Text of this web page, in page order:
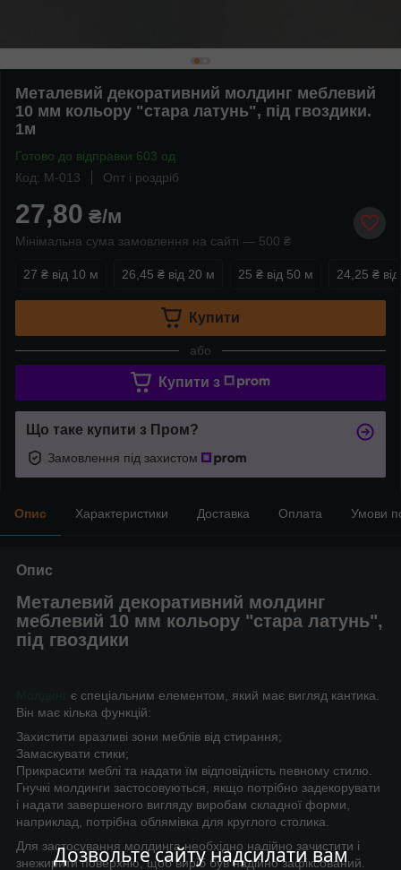
Дозвольте сайту надсилати вам
Металевий декоративний молдинг меблевий
10 мм кольору "стара латунь", під гвоздики.
1м
Готово до відправки 603 од.
Код: M-013
Опт і роздріб
27,80 ₴/м
Мінімальна сума замовлення на сайті — 500 ₴
27 ₴ від 10 м 26,45 ₴ від 20 м 25 ₴ від 50 м 24,25 ₴
Купити
або
Купити з
Що таке купити з Пром?
Замовлення під захистом
Опис Характеристики Доставка Оплата Умови
Опис
Металевий декоративний молдинг
меблевий 10 мм кольору "стара латунь",
під гвоздики
є спеціальним елементом, який має вигляд кантика.
Він має кілька функцій:
Захистити вразливі зони меблів від стирання;
Замаскувати стики;
Прикрасити меблі та надати їм відповідність певному стилю.
Гнучкі молдинги застосовуються, якщо потрібно задекорувати
і надати завершеного вигляду виробам складної форми,
наприклад, потрібна облямівка для круглого столика.
Для застосування молдинга необхідно надійно зачистити і
знежирити поверхню, щоб виріб був надійно зафіксований.